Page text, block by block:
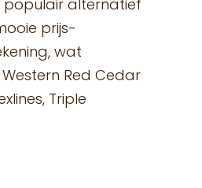
populair alternatief
prijs-
wat
Red Cedar
Triple